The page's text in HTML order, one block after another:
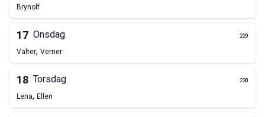
Brynolf
17 Onsdag 229
Valter, Verner
18 Torsdag 230
Lena, Ellen